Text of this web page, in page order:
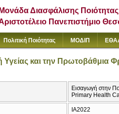
Μονάδα Διασφάλισης Ποιότητας
Πανεπιστήμιο
Πολιτική Ποιότητας ΜΟΔΙΠ
και την Πρωτοβάθμια
Εισαγωγή στην
Primary Health
ΙΑ2022